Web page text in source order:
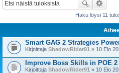
Haku löysi 11
Smart GAG 2 Strategies
Kirjoittaja ShadowRider91 » 10 Elo
Improve Boss Skills in POE 2
Kirjoittaja ShadowRider91 » 10 Elo